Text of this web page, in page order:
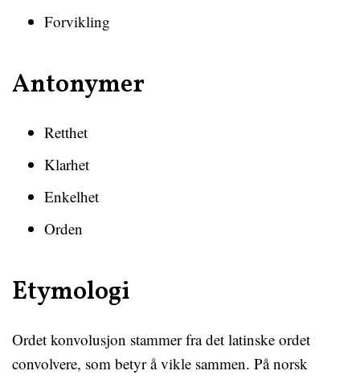
Forvikling
Antonymer
Retthet
Klarhet
Enkelhet
Orden
Etymologi
Ordet konvolusjon stammer fra det latinske ordet
convolvere, som betyr å vikle sammen. På norsk